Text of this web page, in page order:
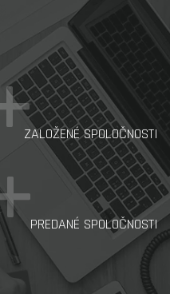
ZALOŽENÉ SPOLOČNOSTI
PREDANÉ SPOLOČNOSTI